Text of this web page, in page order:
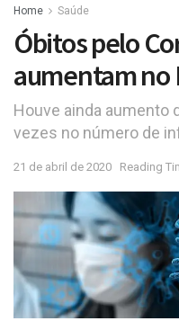
Home Saúde
Óbitos pelo
aumentam no
Houve ainda aumento
vezes no número de
21 de abril de 2020 Reading